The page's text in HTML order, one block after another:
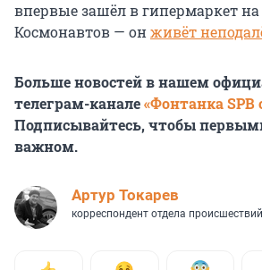
впервые зашёл в гипермаркет на
Космонавтов — онживёт
Больше новостей в нашем
телеграм-канале«Фонтанка SPB
Подписывайтесь, чтобы
важном.
Артур Токарев
корреспондент отдела происшествий